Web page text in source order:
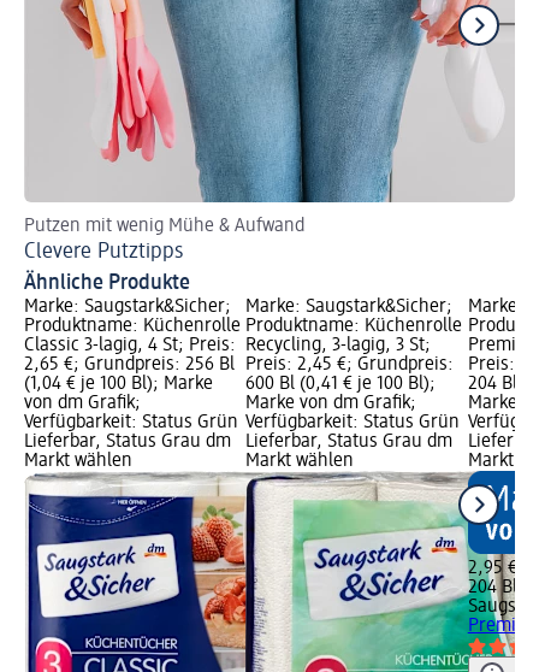
Putzen mit wenig Mühe & Aufwand
Clevere Putztipps
Ähnliche Produkte
Marke: Saugstark&Sicher;
Produktname: Küchenrolle
Classic 3-lagig, 4 St; Preis:
2,65 €; Grundpreis: 256 Bl
(1,04 € je 100 Bl); Marke
von dm Grafik;
Verfügbarkeit: Status Grün
Lieferbar, Status Grau dm
Markt wählen
Marke: Saugstark&Sicher;
Produktname: Küchenrolle
Recycling, 3-lagig, 3 St;
Preis: 2,45 €; Grundpreis:
600 Bl (0,41 € je 100 Bl);
Marke von dm Grafik;
Verfügbarkeit: Status Grün
Lieferbar, Status Grau dm
Markt wählen
Marke:
Preis:
204 Bl
Marke
Markt
2,95 €
204 Bl